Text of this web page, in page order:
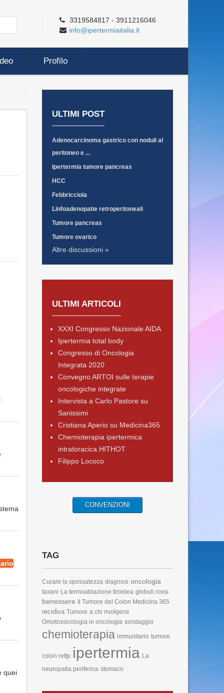
3319584817 - 3911216046
info@ipertermiaitalia.it
Profilo
quei
ULTIMI POST
Adenocarcinoma gastrico con noduli al
peritoneo e ...
Ipertermia tumore pancreas
HCC
Febbricciola
Linfoadenopatie retroperitoneali
Tumore pancreas
Tumore ovarico
Altre discussioni »
ULTIMI ARTICOLI
XXXI Congresso Nazionale AIDA
Ipertermia total body
Congresso di Oncologia
Integrata 2020
Convegno ARTOI sulle terapie
oncologiche integrate
Intervista a Carlo Pastore su
Sanissimi
Cristiana Aperio su Medicina365
Chemioterapia ipertermica
intratoracica HITHOT
Filippo Lococo
CONVENZIONI
TAG
Curare la spossatezza diagnosi oncologia
taxani La termoablazione tiroidea globuli rossi
benessere Il Tumore del Colon Medicina 365
recidiva Tumore a chi rivolgersi
Omotossicologia in oncologia sondaggio
chemioterapia immunitario tumore
colon rettp ipertermia La
neuropatia periferica stomaco